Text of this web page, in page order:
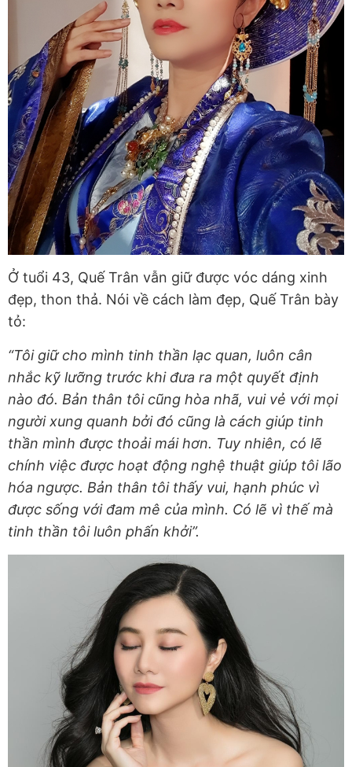
Ở tuổi 43, Quế Trân vẫn giữ được vóc dáng xinh
đẹp, thon thả. Nói về cách làm đẹp, Quế Trân bày
tỏ:
“Tôi giữ cho mình tinh thần lạc quan, luôn cân
nhắc kỹ lưỡng trước khi đưa ra một quyết định
nào đó. Bản thân tôi cũng hòa nhã, vui vẻ với mọi
người xung quanh bởi đó cũng là cách giúp tinh
thần mình được thoải mái hơn. Tuy nhiên, có lẽ
chính việc được hoạt động nghệ thuật giúp tôi lão
hóa ngược. Bản thân tôi thấy vui, hạnh phúc vì
được sống với đam mê của mình. Có lẽ vì thế mà
tinh thần tôi luôn phấn khởi”.